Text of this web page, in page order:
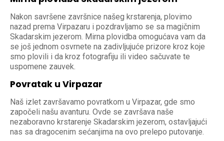
Nakon savršene završnice našeg krstarenja, plovimo
nazad prema Virpazaru i pozdravljamo se sa magičnim
Skadarskim jezerom. Mirna plovidba omogućava vam da
se još jednom osvrnete na zadivljujuće prizore kroz koje
smo plovili i da kroz fotografiju ili video sačuvate te
uspomene zauvek.
Povratak u Virpazar
Naš izlet završavamo povratkom u Virpazar, gde smo
započeli našu avanturu. Ovde se završava naše
nezaboravno krstarenje Skadarskim jezerom, ostavljajući
nas sa dragocenim sećanjima na ovo prelepo putovanje.